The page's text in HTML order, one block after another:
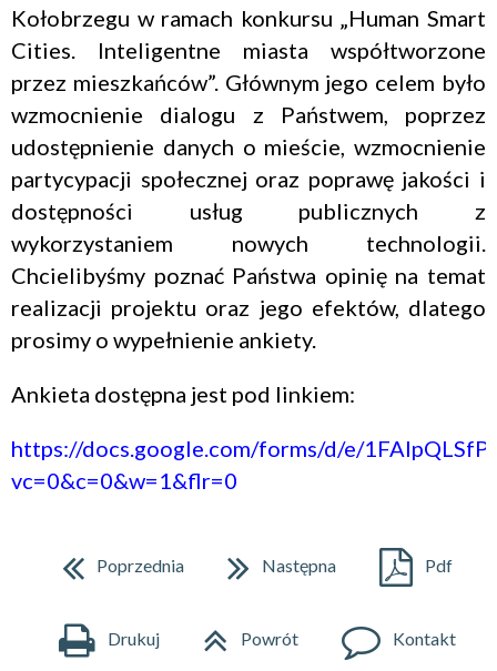
Kołobrzegu w ramach konkursu „Human Smart
Cities. Inteligentne miasta współtworzone
przez mieszkańców”. Głównym jego celem było
wzmocnienie dialogu z Państwem, poprzez
udostępnienie danych o mieście, wzmocnienie
partycypacji społecznej oraz poprawę jakości i
dostępności usług publicznych z
wykorzystaniem nowych technologii.
Chcielibyśmy poznać Państwa opinię na temat
realizacji projektu oraz jego efektów, dlatego
prosimy o wypełnienie ankiety.
Ankieta dostępna jest pod linkiem:
https://docs.google.com/forms/d/e/
vc=0&c=0&w=1&flr=0
Poprzednia Następna Pdf
Drukuj Powrót Kontakt